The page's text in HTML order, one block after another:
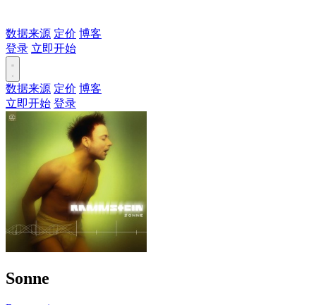
数据来源 定价 博客
登录 立即开始
数据来源 定价 博客
立即开始 登录
Sonne